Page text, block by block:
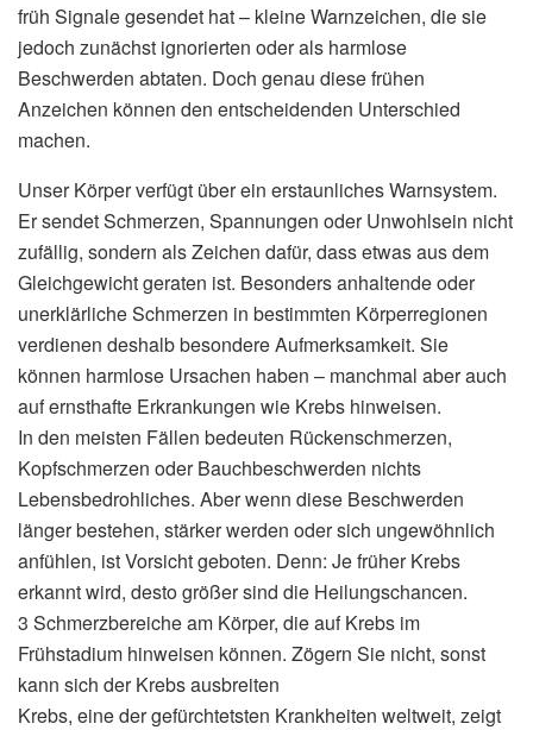
früh Signale gesendet hat – kleine Warnzeichen, die sie
jedoch zunächst ignorierten oder als harmlose
Beschwerden abtaten. Doch genau diese frühen
Anzeichen können den entscheidenden Unterschied
machen.
Unser Körper verfügt über ein erstaunliches Warnsystem.
Er sendet Schmerzen, Spannungen oder Unwohlsein nicht
zufällig, sondern als Zeichen dafür, dass etwas aus dem
Gleichgewicht geraten ist. Besonders anhaltende oder
unerklärliche Schmerzen in bestimmten Körperregionen
verdienen deshalb besondere Aufmerksamkeit. Sie
können harmlose Ursachen haben – manchmal aber auch
auf ernsthafte Erkrankungen wie Krebs hinweisen.
In den meisten Fällen bedeuten Rückenschmerzen,
Kopfschmerzen oder Bauchbeschwerden nichts
Lebensbedrohliches. Aber wenn diese Beschwerden
länger bestehen, stärker werden oder sich ungewöhnlich
anfühlen, ist Vorsicht geboten. Denn: Je früher Krebs
erkannt wird, desto größer sind die Heilungschancen.
3 Schmerzbereiche am Körper, die auf Krebs im
Frühstadium hinweisen können. Zögern Sie nicht, sonst
kann sich der Krebs ausbreiten
Krebs, eine der gefürchtetsten Krankheiten weltweit, zeigt